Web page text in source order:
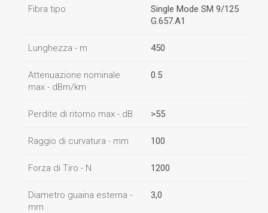
Fibra tipo
Single Mode SM 9/125
G.657.A1
Lunghezza - m 450
Attenuazione nominale
max - dBm/km
0.5
Perdite di ritorno max - dB >55
Raggio di curvatura - mm 100
Forza di Tiro - N 1200
Diametro guaina esterna -
mm
3,0